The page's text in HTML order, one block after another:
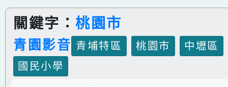
關鍵字：桃園市
青園影音 青埔特區 桃園市
中壢區
國民小學